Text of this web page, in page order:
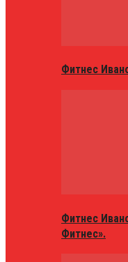
Фитнес
Фитнес
Фитнес».